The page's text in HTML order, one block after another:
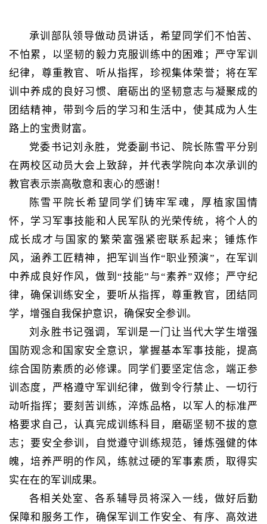
承训部队领导做动员讲话，希望同学们不怕苦、
不怕累，以坚韧的毅力克服训练中的困难；严守军训
纪律，尊重教官、听从指挥，珍视集体荣誉；将在军
训中养成的良好习惯、磨砺出的坚韧意志与凝聚成的
团结精神，带到今后的学习和生活中，使其成为人生
路上的宝贵财富。
党委书记刘永胜，党委副书记、院长陈雪平分别
在两校区动员大会上致辞，并代表学院向本次承训的
教官表示崇高敬意和衷心的感谢！
陈雪平院长希望同学们铸牢军魂，厚植家国情
怀，学习军事技能和人民军队的光荣传统，将个人的
成长成才与国家的繁荣富强紧密联系起来；锤炼作
风，涵养工匠精神，把军训当作“职业预演”，在军训
中养成良好作风，做到“技能”与“素养”双修；严守纪
律，确保训练安全，要听从指挥，尊重教官，团结同
学，增强自我保护意识，确保安全参训。
刘永胜书记强调，军训是一门让当代大学生增强
国防观念和国家安全意识，掌握基本军事技能，提高
综合国防素质的必修课。同学们要坚定信念，端正参
训态度，严格遵守军训纪律，做到令行禁止、一切行
动听指挥；要刻苦训练，淬炼品格，以军人的标准严
格要求自己，认真完成训练科目，磨砺坚韧不拔的意
志；要安全参训，自觉遵守训练规范，锤炼强健的体
魄，培养严明的作风，练就过硬的军事素质，取得实
实在在的军训成果。
各相关处室、各系辅导员将深入一线，做好后勤
保障和服务工作，确保军训工作安全、有序、高效进